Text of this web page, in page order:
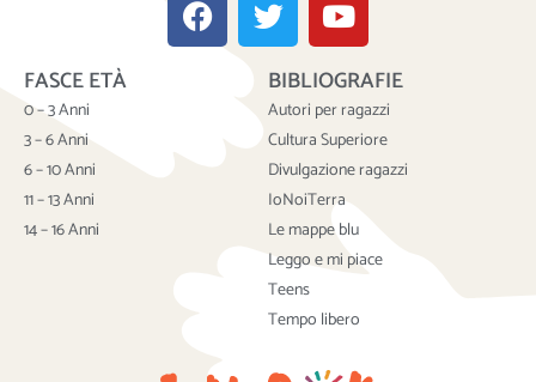
a
c
w
i
t
t
e
r
o
u
t
u
b
e
FASCE ETÀ
0 – 3 Anni
3 – 6 Anni
6 – 10 Anni
11 – 13 Anni
14 – 16 Anni
BIBLIOGRAFIE
Autori per ragazzi
Cultura Superiore
Divulgazione ragazzi
IoNoiTerra
Le mappe blu
Leggo e mi piace
Teens
Tempo libero